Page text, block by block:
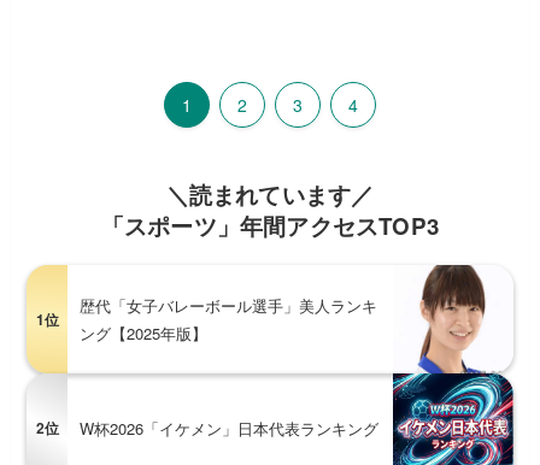
1 2 3 4
＼読まれています／
「スポーツ」年間アクセスTOP3
1位
歴代「女子バレーボール選手」美人ランキ
ング【2025年版】
2位 W杯2026「イケメン」日本代表ランキング